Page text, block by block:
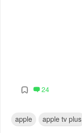
24
apple apple tv plus